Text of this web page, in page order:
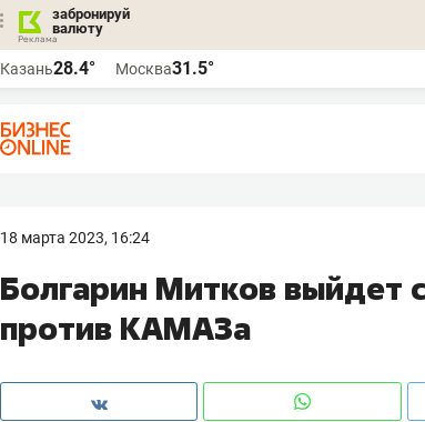
забронируй
валюту
Казань28.4° Москва31.5°
18 марта 2023, 16:24
Болгарин Митков выйдет
против КАМАЗа